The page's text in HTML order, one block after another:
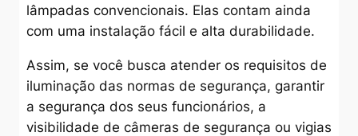
lâmpadas convencionais. Elas contam ainda
com uma instalação fácil e alta durabilidade.
Assim, se você busca atender os requisitos de
iluminação das normas de segurança, garantir
a segurança dos seus funcionários, a
visibilidade de câmeras de segurança ou vigias